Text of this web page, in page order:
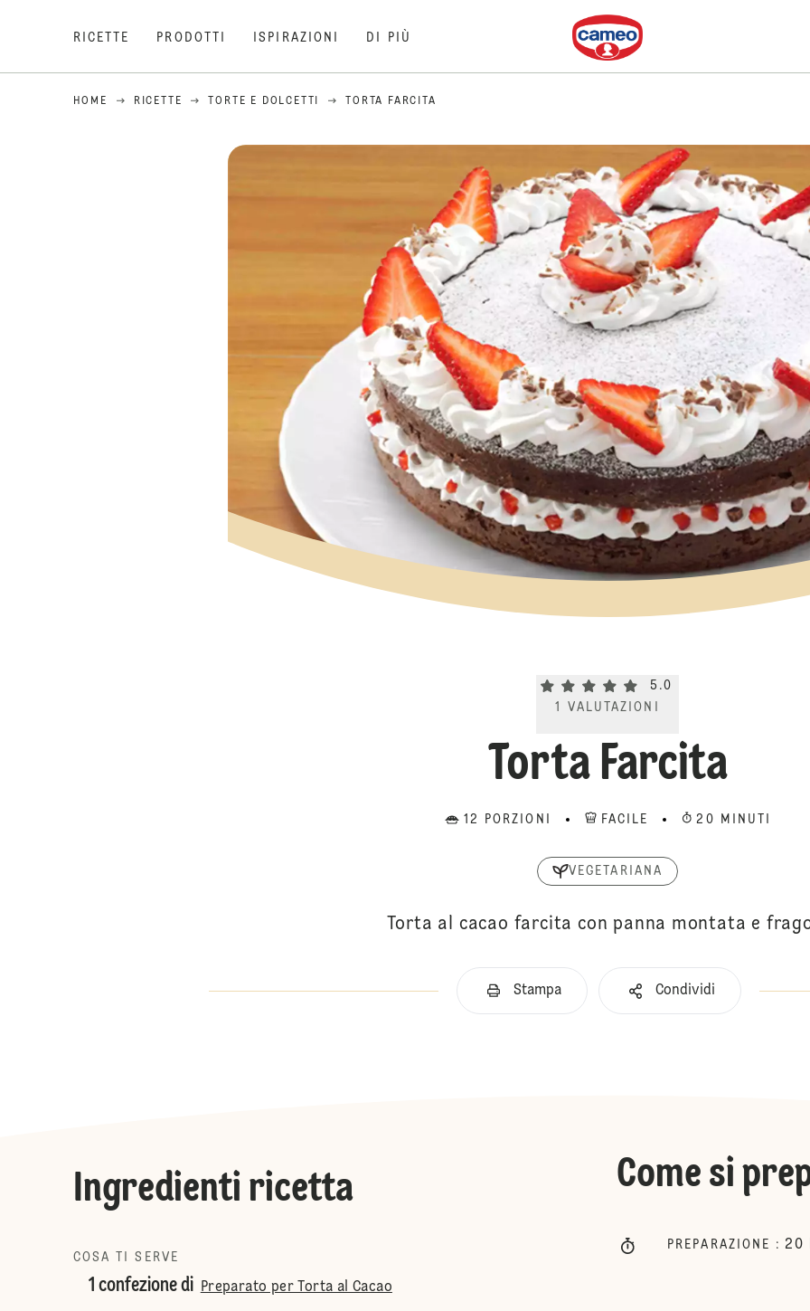
RICETTE PRODOTTI ISPIRAZIONI DI PIÙ
Dr. Oetker
HOME RICETTE TORTE E DOLCETTI TORTA FARCITA
Current rating 5.0. Click to rate.
5.0
1
VALUTAZIONI
Torta Farcita
12 PORZIONI FACILE 20 MINUTI
VEGETARIANA
Torta al cacao farcita con panna montata e
Stampa Condividi
Ingredienti ricetta
COSA TI SERVE
1 confezione di Preparato per Torta al Cacao
Come si
PREPARAZIONE : 20